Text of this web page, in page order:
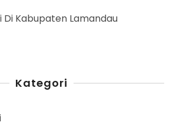
Di Kabupaten Lamandau
Kategori